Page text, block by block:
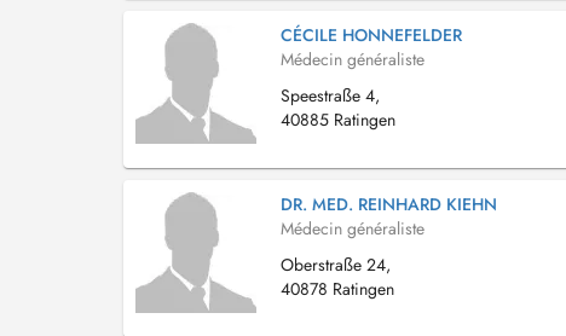
CÉCILE HONNEFELDER
Médecin généraliste
Speestraße 4,
40885 Ratingen
DR. MED. REINHARD KIEHN
Médecin généraliste
Oberstraße 24,
40878 Ratingen